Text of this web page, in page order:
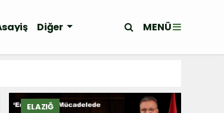
Diğer MENÜ
ELAZIĞ